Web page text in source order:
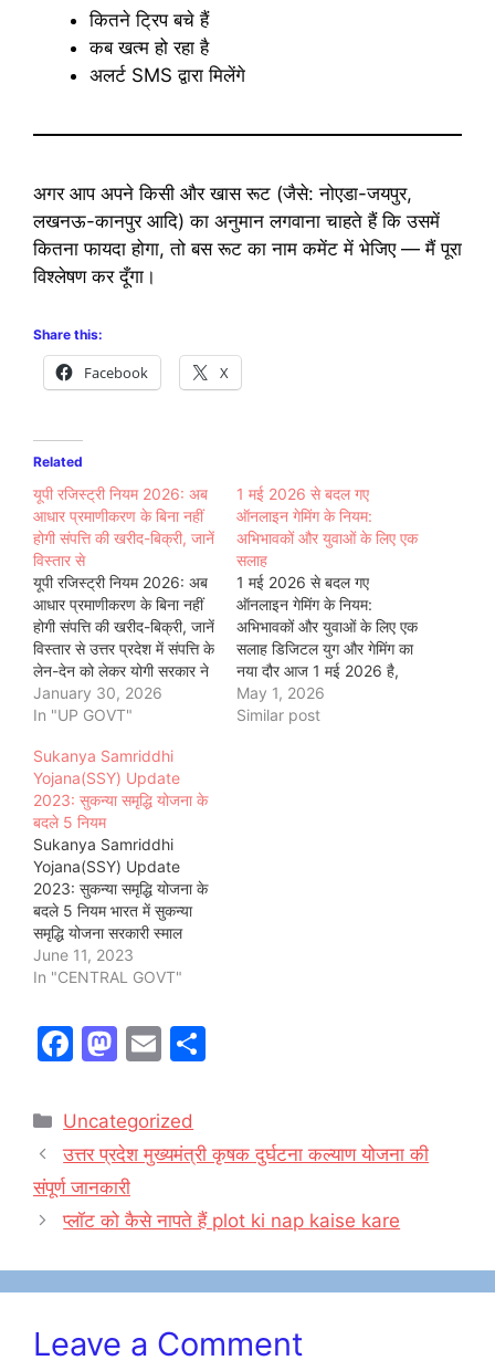
कितने ट्रिप बचे हैं
कब खत्म हो रहा है
अलर्ट SMS द्वारा मिलेंगे
अगर आप अपने किसी और खास रूट (जैसे: नोएडा-जयपुर,
लखनऊ-कानपुर आदि) का अनुमान लगवाना चाहते हैं कि उसमें
कितना फायदा होगा, तो बस रूट का नाम कमेंट में भेजिए — मैं पूरा
विश्लेषण कर दूँगा।
Share this:
Facebook X
Related
यूपी रजिस्ट्री नियम 2026: अब
आधार प्रमाणीकरण के बिना नहीं
होगी संपत्ति की खरीद-बिक्री, जानें
विस्तार से
यूपी रजिस्ट्री नियम 2026: अब
आधार प्रमाणीकरण के बिना नहीं
होगी संपत्ति की खरीद-बिक्री, जानें
विस्तार से उत्तर प्रदेश में संपत्ति के
लेन-देन को लेकर योगी सरकार ने
अब तक का सबसे बड़ा
प्रशासनिक सुधार लागू किया है।
ऑनलाइन दस्तावेज
रजिस्ट्रीकरण (प्रथम संशोधन)
नियमावली, 2024'…
January 30, 2026
In "UP GOVT"
1 मई 2026 से बदल गए
ऑनलाइन गेमिंग के नियम:
अभिभावकों और युवाओं के लिए एक
सलाह
1 मई 2026 से बदल गए
ऑनलाइन गेमिंग के नियम:
अभिभावकों और युवाओं के लिए एक
सलाह डिजिटल युग और गेमिंग का
नया दौर आज 1 मई 2026 है,
और यह दिन भारतीय डिजिटल
इतिहास में एक महत्वपूर्ण मोड़ के
May 1, 2026
Similar post
Sukanya Samriddhi
Yojana(SSY) Update
2023: सुकन्या समृद्धि योजना के
बदले 5 नियम
Sukanya Samriddhi
Yojana(SSY) Update
2023: सुकन्या समृद्धि योजना के
बदले 5 नियम भारत में सुकन्या
समृद्धि योजना सरकारी स्माल
सेविंग योजना केटेगरी में एक
पॉपुलर बचत योजना है। यह
प्रदान करने के लिए लागू किया
गया है । यदि…
June 11, 2023
In "CENTRAL GOVT"
F
c
e
b
o
k
M
st
o
d
o
E
ai
l
e
Categories
Uncategorized
उत्तर प्रदेश मुख्यमंत्री कृषक दुर्घटना कल्याण योजना की
संपूर्ण जानकारी
प्लॉट को कैसे नापते हैं plot ki nap kaise kare
Leave a Comment